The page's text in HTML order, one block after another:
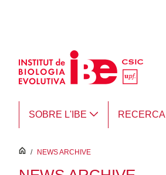
SOBRE L'IBE RECERCA
inici
/ NEWS ARCHIVE